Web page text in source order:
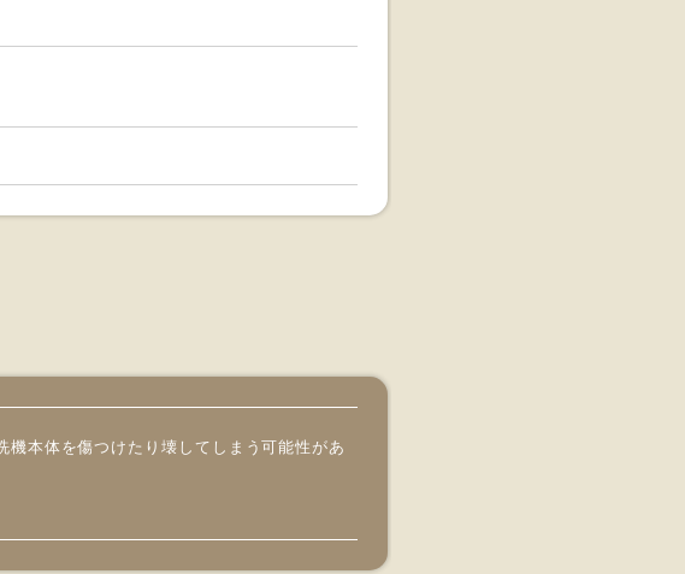
本体を傷つけたり壊してしまう可能性があ